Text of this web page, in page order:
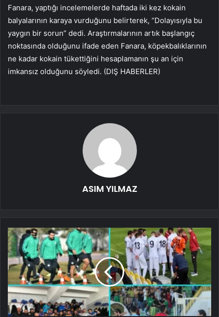
Fanara, yaptığı incelemelerde haftada iki kez kokain
balyalarının karaya vurduğunu belirterek, “Dolayısıyla bu
yaygın bir sorun” dedi. Araştırmalarının artık başlangıç ​​
noktasında olduğunu ifade eden Fanara, köpekbalıklarının
ne kadar kokain tükettiğini hesaplamanın şu an için
imkansız olduğunu söyledi. (DIŞ HABERLER)
ASIM YILMAZ